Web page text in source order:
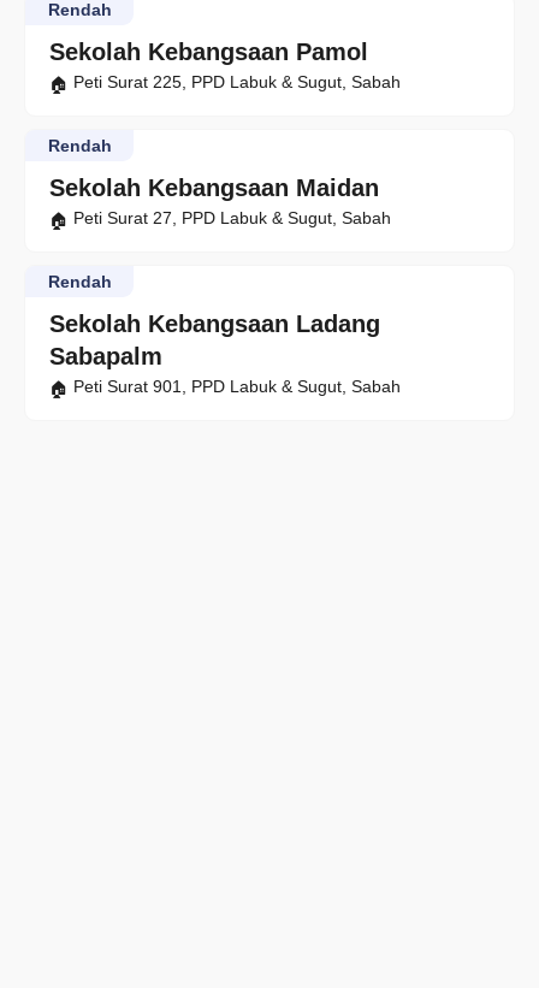
Sekolah Kebangsaan Pamol
Rendah
Peti Surat 225, PPD Labuk & Sugut, Sabah
Sekolah Kebangsaan Maidan
Rendah
Peti Surat 27, PPD Labuk & Sugut, Sabah
Sekolah Kebangsaan Ladang
Sabapalm
Rendah
Peti Surat 901, PPD Labuk & Sugut, Sabah